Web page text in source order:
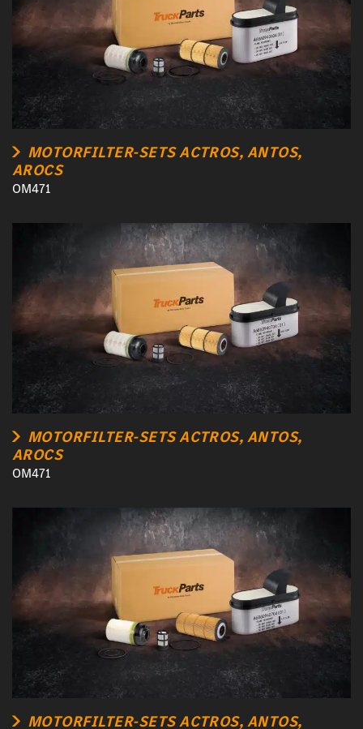
MOTORFILTER-SETS ACTROS, ANTOS,
AROCS
OM471
MOTORFILTER-SETS ACTROS, ANTOS,
AROCS
OM471
MOTORFILTER-SETS ACTROS, ANTOS,